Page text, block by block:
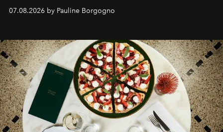
expertise se rencontrent.
07.08.2026 by Pauline Borgogno